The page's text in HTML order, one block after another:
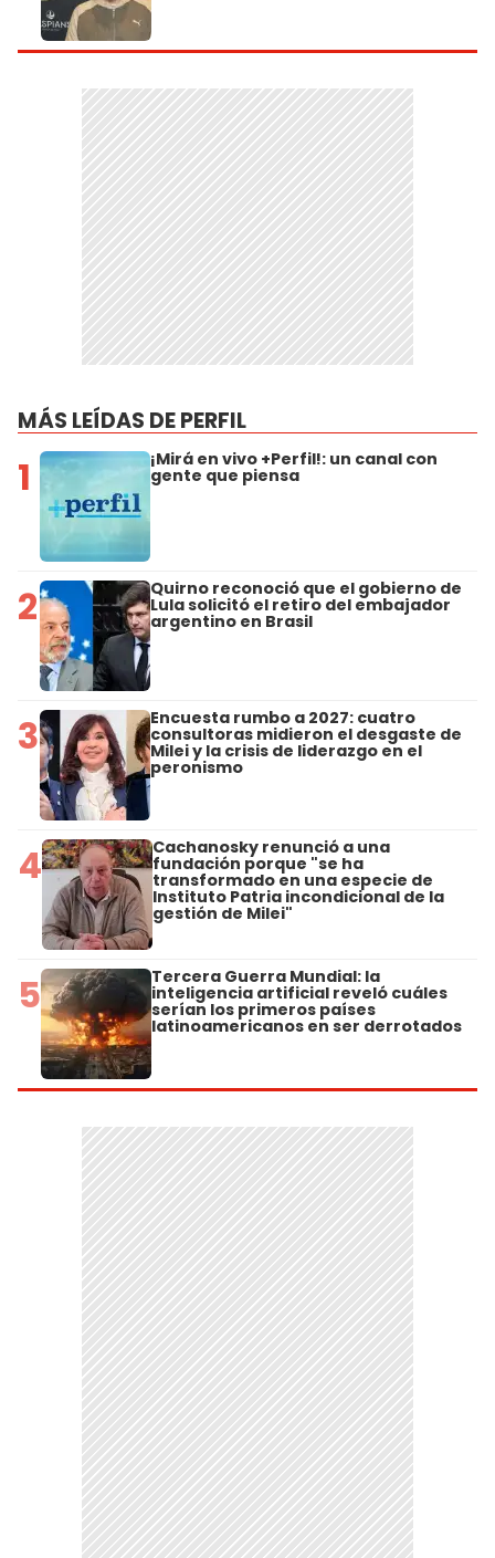
MÁS LEÍDAS DE PERFIL
1 ¡Mirá en vivo +Perfil!: un canal con
gente que piensa
2 Quirno reconoció que el gobierno de
Lula solicitó el retiro del embajador
argentino en Brasil
3 Encuesta rumbo a 2027: cuatro
consultoras midieron el desgaste de
Milei y la crisis de liderazgo en el
peronismo
4 Cachanosky renunció a una
fundación porque "se ha
transformado en una especie de
Instituto Patria incondicional de la
gestión de Milei"
5 Tercera Guerra Mundial: la
inteligencia artificial reveló cuáles
serían los primeros países
latinoamericanos en ser derrotados